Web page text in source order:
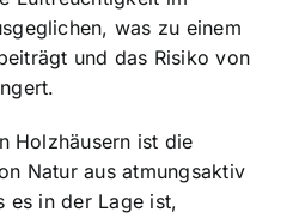
was zu einem
und das Risiko von
Holzhäusern ist die
Natur aus atmungsaktiv
es in der Lage ist,